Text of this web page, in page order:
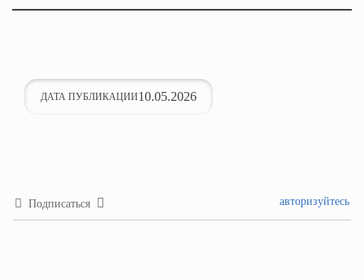
ДАТА ПУБЛИКАЦИИ10.05.2026
Подписаться авторизуйтесь